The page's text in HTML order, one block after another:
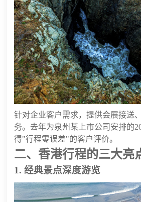
针对企业客户需求，提供会展接送
务。去年为泉州某上市公司安排的
得"行程零误差"的客户评价。
二、香港行程的三大亮
1. 经典景点深度游览